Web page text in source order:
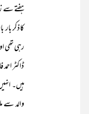
ہفتے سے
کاذکر
رہی تھی
ڈاکٹر
ہیں۔
والد سے